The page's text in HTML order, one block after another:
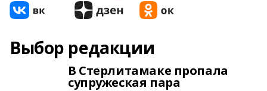
Выбор редакции
В Стерлитамаке пропала
супружеская пара